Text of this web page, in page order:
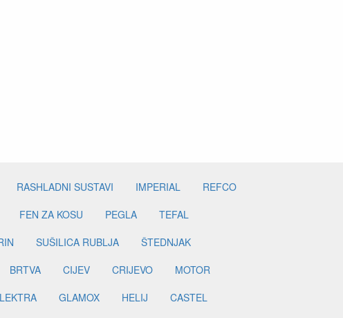
BRTVA CIJEV CRIJEVO
MOTOR
GLAMOX HELIJ
CASTEL
VENTIL INDIKATOR
DEHIDRATOR
MAGNETNI VENTILI
NOSAČ KLIME
ANTIVIBRACIJSKA CIJEV
ELEKTRO ORMAR